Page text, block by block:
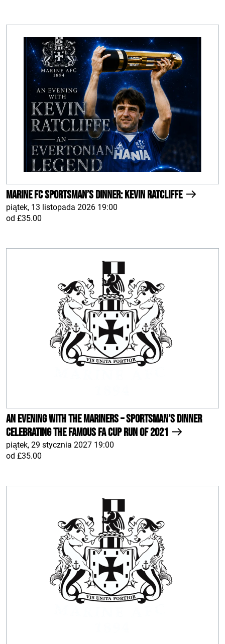
Marine FC Sportsman’s Dinner: Kevin Ratcliffe
piątek, 13 listopada 2026 19:00
od £35.00
An Evening With The Mariners – Sportsman’s Dinner
celebrating the famous FA Cup run of 2021
piątek, 29 stycznia 2027 19:00
od £35.00